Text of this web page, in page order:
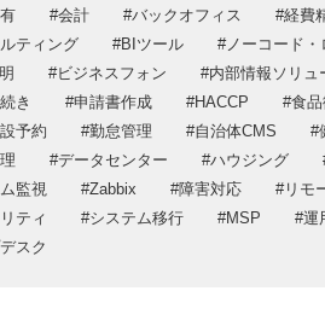
ソリューション
・構築サポート
タセンターサービス
ポートサービス
一般
DX
プ
会計 バックオフィス 経費
ティング
BIツール ノーコード・
ビジネスフォン 内部情報ソリュ
き
申請書作成 HACCP 食
予約
勤怠管理 自治体CMS
データセンター ハウジング
監視
Zabbix 障害対応 リモ
ティ
システム移行 MSP 運
スク